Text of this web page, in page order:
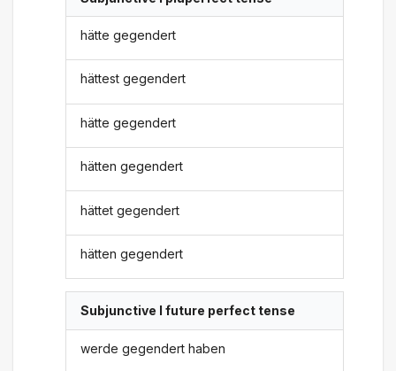
hätte gegendert
hättest gegendert
hätte gegendert
hätten gegendert
hättet gegendert
hätten gegendert
Subjunctive I future perfect tense
werde gegendert haben